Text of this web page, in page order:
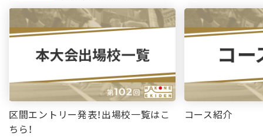
区間エントリー発表！出場校一覧はこ
ちら！
コース紹介